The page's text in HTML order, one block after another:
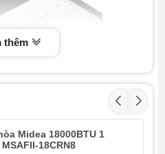
Hàn Quốc
mm 1,420x35x500
thêm
Midea 18000BTU 1
18CRN8